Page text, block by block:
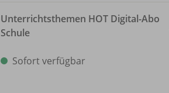
Unterrichtsthemen HOT Digital-Abo
Schule
Sofort verfügbar